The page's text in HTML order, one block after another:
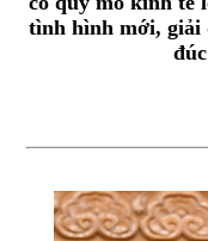
tình hình mới, giải